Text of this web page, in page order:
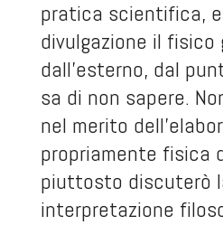
pratica scientifica,
divulgazione il
dall’esterno, dal
sa di non sapere.
nel merito
propriamente fisica
piuttosto discuterò
interpretazione